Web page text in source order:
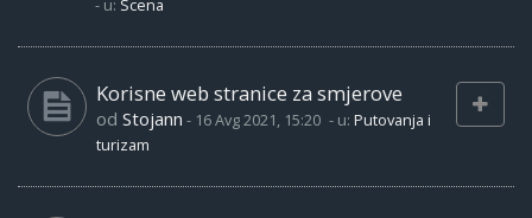
- u: Scena
Korisne web stranice za smjerove
od Stojann - 16 Avg 2021, 15:20 - u: Putovanja i
turizam